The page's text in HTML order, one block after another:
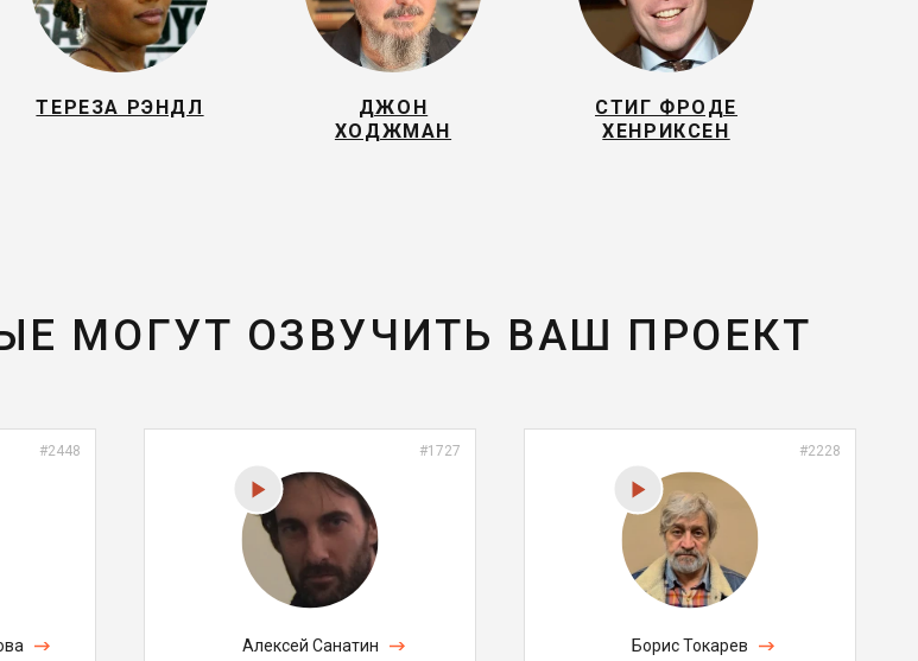
ТЕРЕЗА РЭНДЛ
ДЖОН
ХОДЖМАН
СТИГ ФРОДЕ
ХЕНРИКСЕН
МОГУТ ОЗВУЧИТЬ ВАШ ПРОЕКТ
#2448 #1727
Алексей Санатин
#2228
Борис Токарев